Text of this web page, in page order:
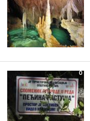
0